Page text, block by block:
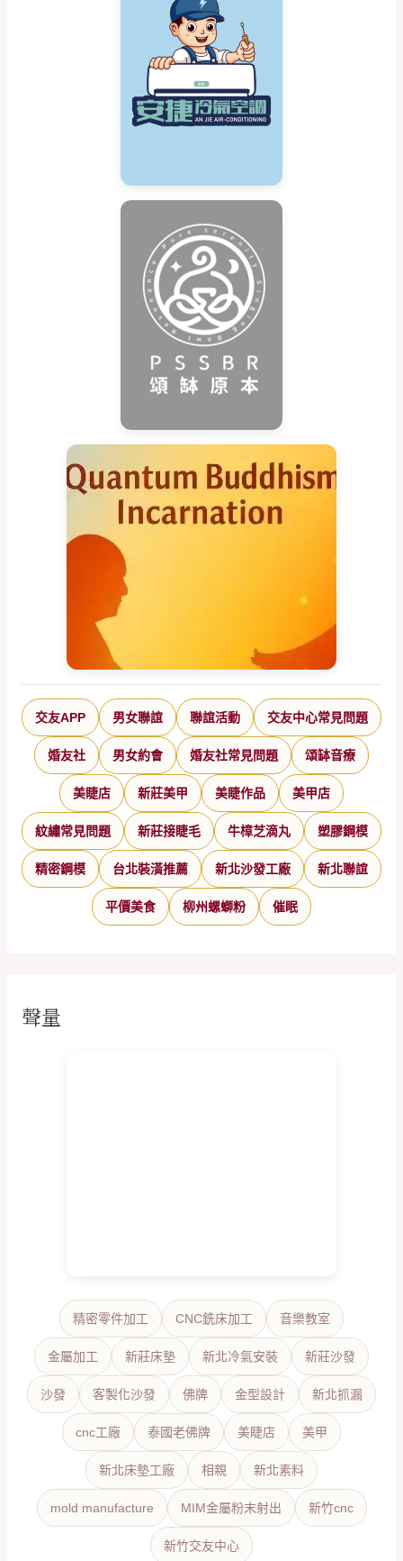
交友APP 男女聯誼 聯誼活動 交友中心常見問題
婚友社 男女約會 婚友社常見問題 頌缽音療
美睫店 新莊美甲 美睫作品 美甲店
紋繡常見問題 新莊接睫毛 牛樟芝滴丸 塑膠鋼模
精密鋼模 台北裝潢推薦 新北沙發工廠 新北聯誼
平價美食 柳州螺螄粉 催眠
聲量
精密零件加工 CNC銑床加工 音樂教室
金屬加工 新莊床墊 新北冷氣安裝 新莊沙發
沙發 客製化沙發 佛牌 金型設計 新北抓漏
cnc工廠 泰國老佛牌 美睫店 美甲
新北床墊工廠 相親 新北素料
mold manufacture MIM金屬粉末射出 新竹cnc
新竹交友中心